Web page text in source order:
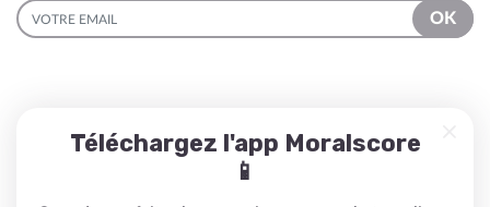
EMAIL
OK
Téléchargez l'app Moralscore
📱